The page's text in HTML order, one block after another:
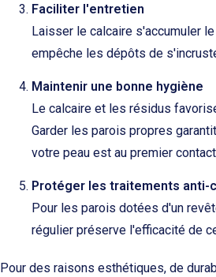
Faciliter l'entretien
Laisser le calcaire s'accumuler
empêche les dépôts de
Maintenir une bonne hygiène
Le calcaire et les résidus
Garder les parois propres
votre peau est au premier
Protéger les traitements anti-
Pour les parois dotées d'un
régulier préserve l'efficacité de
Pour des raisons esthétiques, de